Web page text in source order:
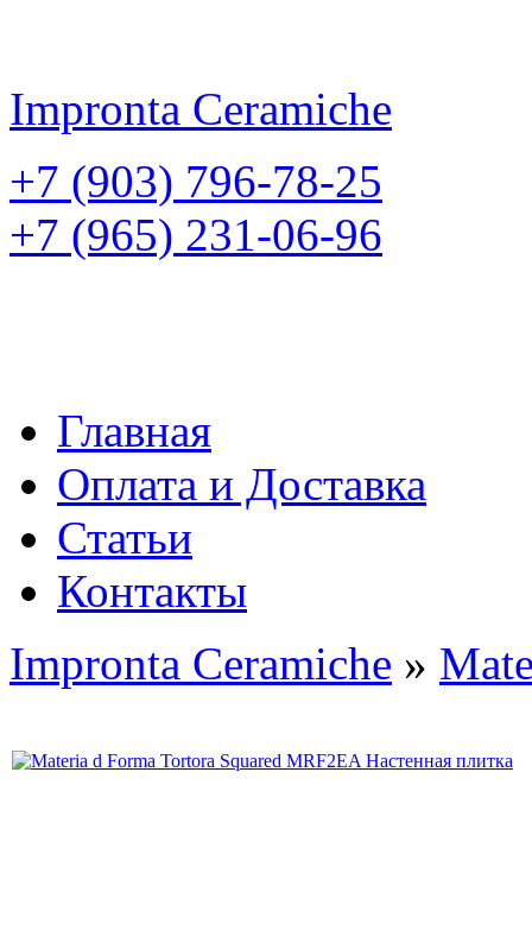
Impronta Ceramiche
+7 (903) 796-78-25
+7 (965) 231-06-96
Главная
Оплата и Доставка
Статьи
Контакты
Impronta Ceramiche »